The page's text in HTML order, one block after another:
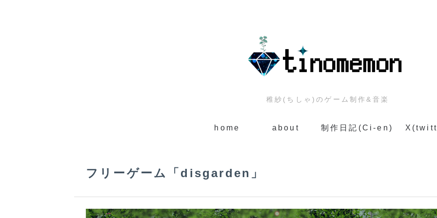
稚紗(ちしゃ)のゲーム制作&音楽
home about 制作日記(Ci-en)
フリーゲーム「disgarden」